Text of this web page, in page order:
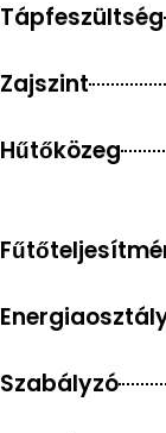
Tápfeszültség
Zajszint
Hűtőközeg
Szabályzó